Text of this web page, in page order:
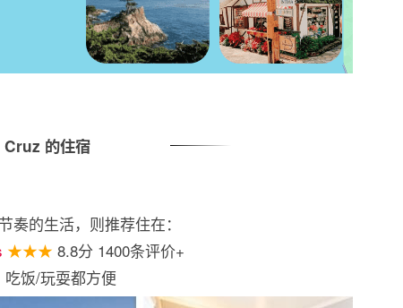
的住宿
奏的生活，则推荐住在：
★★★ 8.8分 1400条评价+
饭/玩耍都方便